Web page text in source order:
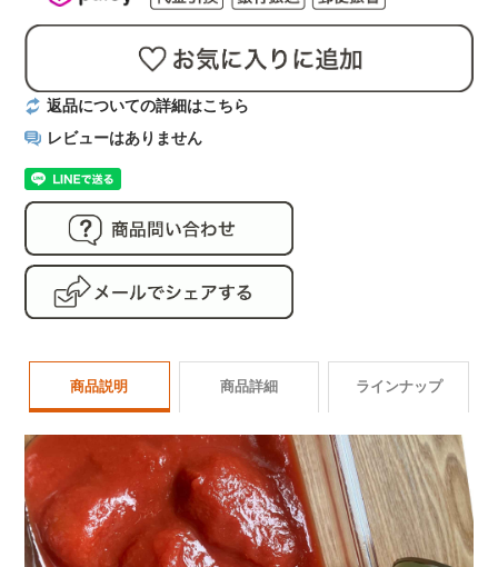
返品についての詳細はこちら
レビューはありません
商品説明 商品詳細
商品番号 tomato002
名称 有機トマト・ジュース漬け
ラインナップ
トマト缶 ラインナップ